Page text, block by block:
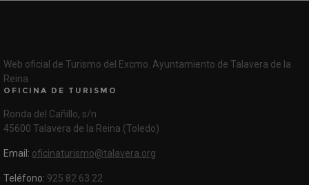
Web oficial de Turismo del Excmo. Ayuntamiento de Talavera de la
Reina
OFICINA DE TURISMO
Ronda del Cañillo, s/n
45600 Talavera de la Reina (Toledo)
Email: oficinaturismo@talavera.org
Teléfono: 925 82 63 22